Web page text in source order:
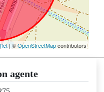
| ©OpenStreetMapcontributors
agente